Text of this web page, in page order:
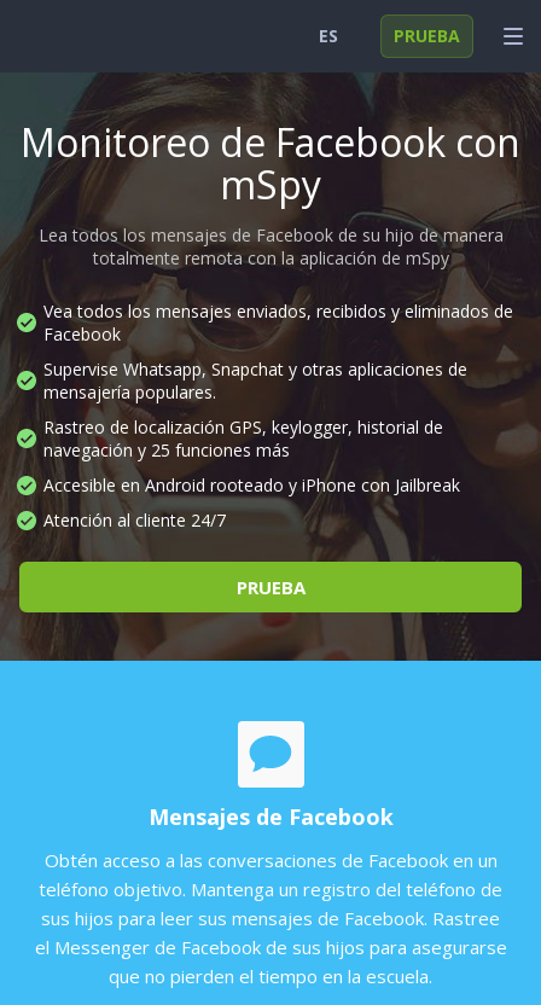
INICIAR SESIÓN
FUNCIONES
FAQ
ES
Deutsch
Español
Türkçe
日本
Polski
PRUEBA
Monitoreo de Facebook con
mSpy
Lea todos los mensajes de Facebook de su hijo de manera
totalmente remota con la aplicación de mSpy
Vea todos los mensajes enviados, recibidos y eliminados de
Facebook
Supervise Whatsapp, Snapchat y otras aplicaciones de
mensajería populares.
Rastreo de localización GPS, keylogger, historial de
navegación y 25 funciones más
Accesible en Android rooteado y iPhone con Jailbreak
Atención al cliente 24/7
PRUEBA
Mensajes de Facebook
Obtén acceso a las conversaciones de Facebook en un
teléfono objetivo. Mantenga un registro del teléfono de
sus hijos para leer sus mensajes de Facebook. Rastree
el Messenger de Facebook de sus hijos para asegurarse
que no pierden el tiempo en la escuela.